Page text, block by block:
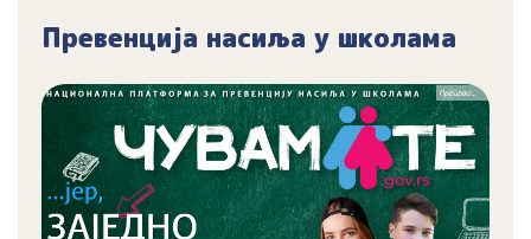
Превенција насиља у школама